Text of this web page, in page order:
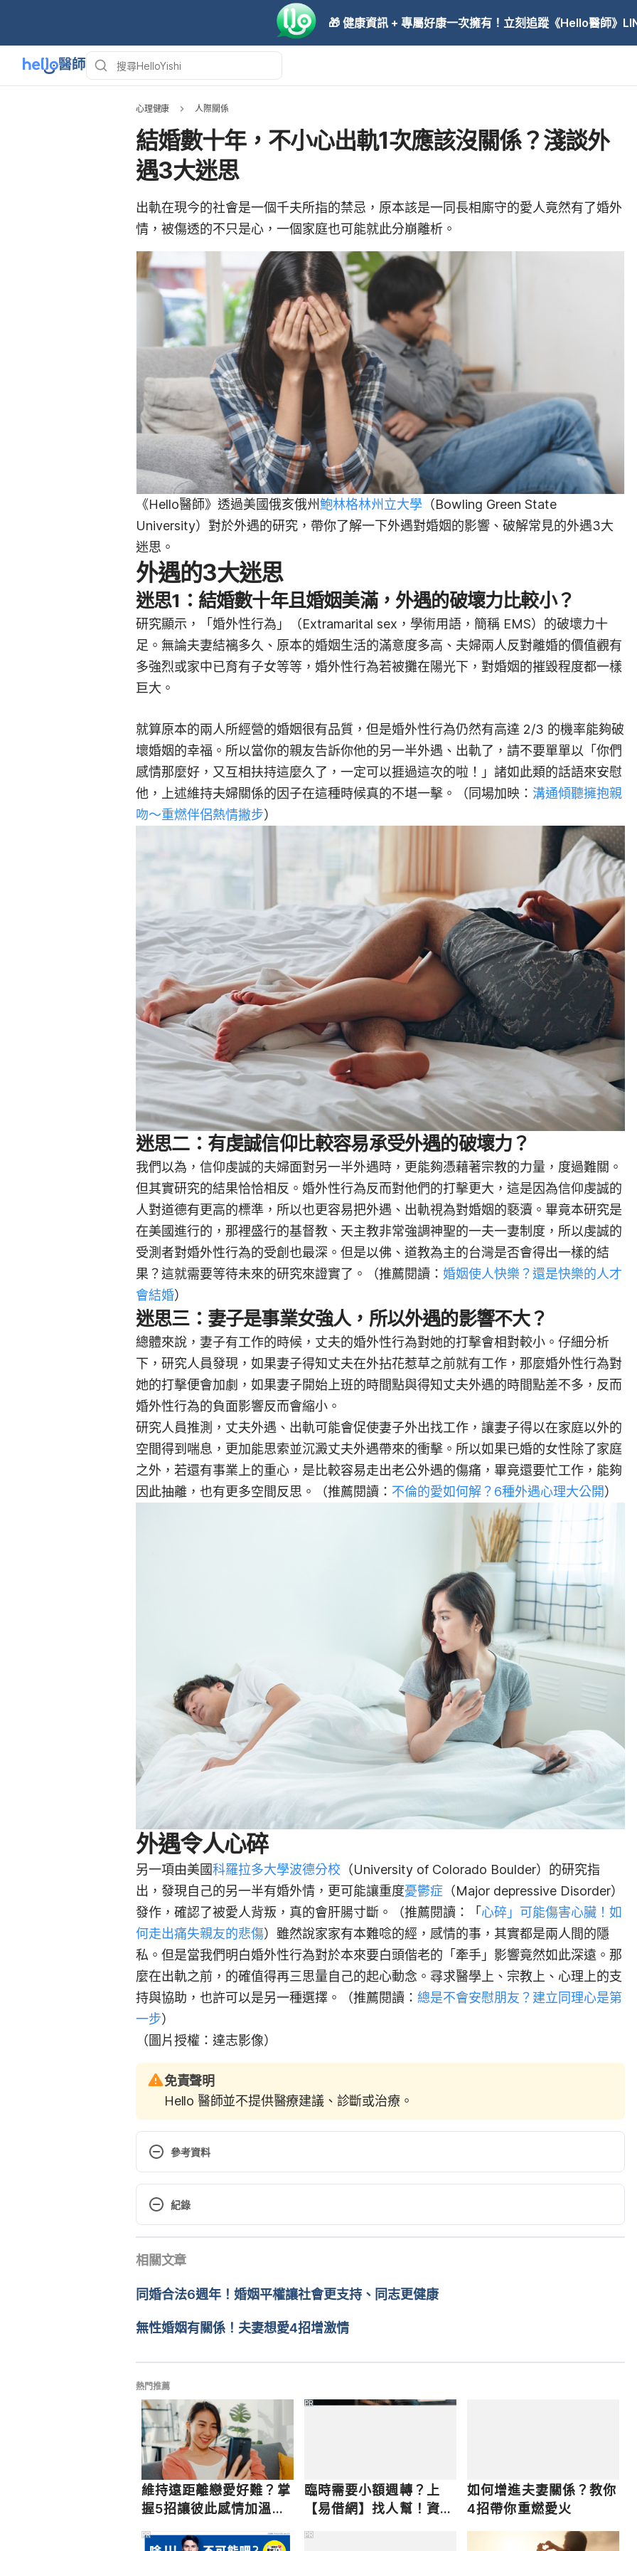
🎁 健康資訊 + 專屬好康一次擁有！立刻追蹤《Hello醫師》
心理健康 人際關係
結婚數十年，不小心出軌1次應該沒關係？淺談外
遇3大迷思
出軌在現今的社會是一個千夫所指的禁忌，原本該是一同長相廝守的愛人竟然有了婚外
情，被傷透的不只是心，一個家庭也可能就此分崩離析。
《Hello醫師》透過美國俄亥俄州鮑林格林州立大學 （Bowling Green State
University）對於外遇的研究，帶你了解一下外遇對婚姻的影響、破解常見的外遇3大
迷思。
外遇的3大迷思
迷思1：結婚數十年且婚姻美滿，外遇的破壞力比較小？
研究顯示，「婚外性行為」（Extramarital sex，學術用語，簡稱 EMS）的破壞力十
足。無論夫妻結褵多久、原本的婚姻生活的滿意度多高、夫婦兩人反對離婚的價值觀有
多強烈或家中已育有子女等等，婚外性行為若被攤在陽光下，對婚姻的摧毀程度都一樣
巨大。
就算原本的兩人所經營的婚姻很有品質，但是婚外性行為仍然有高達 2/3 的機率能夠破
壞婚姻的幸福。所以當你的親友告訴你他的另一半外遇、出軌了，請不要單單以「你們
感情那麼好，又互相扶持這麼久了，一定可以捱過這次的啦！」諸如此類的話語來安慰
他，上述維持夫婦關係的因子在這種時候真的不堪一擊。（同場加映： 溝通傾聽擁抱親
吻～重燃伴侶熱情撇步）
迷思二：有虔誠信仰比較容易承受外遇的破壞力？
我們以為，信仰虔誠的夫婦面對另一半外遇時，更能夠憑藉著宗教的力量，度過難關。
但其實研究的結果恰恰相反。婚外性行為反而對他們的打擊更大，這是因為信仰虔誠的
人對道德有更高的標準，所以也更容易把外遇、出軌視為對婚姻的褻瀆。畢竟本研究是
在美國進行的，那裡盛行的基督教、天主教非常強調神聖的一夫一妻制度，所以虔誠的
受測者對婚外性行為的受創也最深。但是以佛、道教為主的台灣是否會得出一樣的結
果？這就需要等待未來的研究來證實了。（推薦閱讀： 婚姻使人快樂？還是快樂的人才
會結婚）
迷思三：妻子是事業女強人，所以外遇的影響不大？
總體來說，妻子有工作的時候，丈夫的婚外性行為對她的打擊會相對較小。仔細分析
下，研究人員發現，如果妻子得知丈夫在外拈花惹草之前就有工作，那麼婚外性行為對
她的打擊便會加劇，如果妻子開始上班的時間點與得知丈夫外遇的時間點差不多，反而
婚外性行為的負面影響反而會縮小。
研究人員推測，丈夫外遇、出軌可能會促使妻子外出找工作，讓妻子得以在家庭以外的
空間得到喘息，更加能思索並沉澱丈夫外遇帶來的衝擊。所以如果已婚的女性除了家庭
之外，若還有事業上的重心，是比較容易走出老公外遇的傷痛，畢竟還要忙工作，能夠
因此抽離，也有更多空間反思。（推薦閱讀： 不倫的愛如何解？6種外遇心理大公開）
外遇令人心碎
另一項由美國科羅拉多大學波德分校 （University of Colorado Boulder）的研究指
出，發現自己的另一半有婚外情，更可能讓重度憂鬱症 （Major depressive Disorder）
發作，確認了被愛人背叛，真的會肝腸寸斷。（推薦閱讀：「 心碎」可能傷害心臟！如
何走出痛失親友的悲傷）雖然說家家有本難唸的經，感情的事，其實都是兩人間的隱
私。但是當我們明白婚外性行為對於本來要白頭偕老的「牽手」影響竟然如此深遠。那
麼在出軌之前，的確值得再三思量自己的起心動念。尋求醫學上、宗教上、心理上的支
持與協助，也許可以是另一種選擇。（推薦閱讀： 總是不會安慰朋友？建立同理心是第
一步）
（圖片授權：達志影像）
免責聲明
Hello 醫師並不提供醫療建議、診斷或治療。
參考資料
Burning the Candle at Both Ends: Extramarital Sex as a Precursor of Marital
Disruption（NCBI） https://www.ncbi.nlm.nih.gov/pmc/articles/PMC3951093/ Accessed
Oct 22, 2020
Married or Cohabiting Adults（NCBI）
Who Cheats More? The Demographics of Infidelity in America（IFS）
https://ifstudies.org/blog/who-cheats-more-the-demographics-of-cheating-in-america
Cheating Then and Again（IFS）https://ifstudies.org/blog/cheating-then-and-again
Accessed Oct 22, 2020
Recovering from the trauma of infidelity（Conseling Today）
https://ct.counseling.org/2020/04/recovering-from-the-trauma-of-infidelity/ Accessed
Oct 22, 2020
紀錄
2022/06/02
文： 鄭光廷
醫學審稿： 賴建翰醫師
由 張凱安 Kyle Chang 更新
相關文章
同婚合法6週年！婚姻平權讓社會更支持、同志更健康
無性婚姻有關係！夫妻想愛4招增激情
熱門推薦
維持遠距離戀愛好難？掌
握5招讓彼此感情加溫，
臨時需要小額週轉？上
【易借網】找人幫！資金
PR
如何增進夫妻關係？教你
4招帶你重燃愛火
PR PR